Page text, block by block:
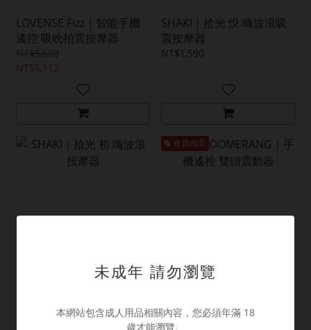
LOVENSE Fizz｜智能手機
遙控 吸吮拍震按摩器
NT$5,112
SHAKI｜拾光 悅 嗨波浪吸
震按摩器
NT$1,590
NT$1,290
會員獨享
LELO BOOMERANG｜手機
NT$7,980
未成年 請勿瀏覽
本網站包含成人用品相關內容，您必須年滿 18
歲才能瀏覽。